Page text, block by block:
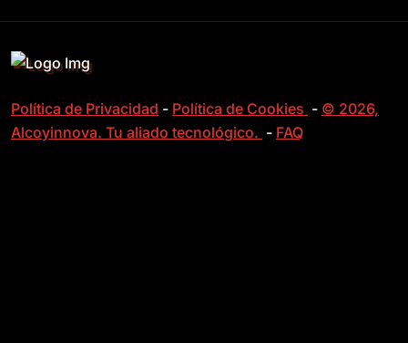
Política de Privacidad - Política de Cookies - © 2026,
Alcoyinnova. Tu aliado tecnológico. - FAQ